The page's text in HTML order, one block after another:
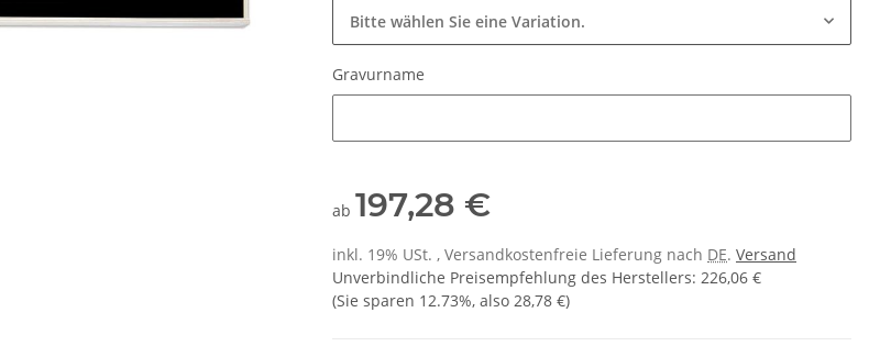
Bitte wählen Sie eine Variation.
Gravurname
ab 197,28 €
inkl. 19% USt. , Versandkostenfreie Lieferung nach DE. Versand
Unverbindliche Preisempfehlung des Herstellers: 226,06 €
(Sie sparen 12.73%, also 28,78 €)